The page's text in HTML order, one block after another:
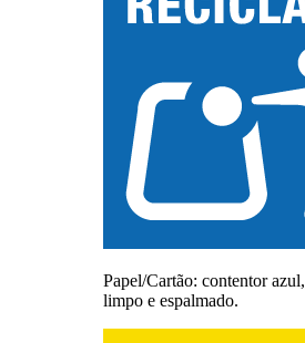
Papel/Cartão: contentor azul,
limpo e espalmado.